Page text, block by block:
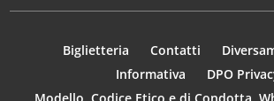
Biglietteria Contatti
Informativa
DPO